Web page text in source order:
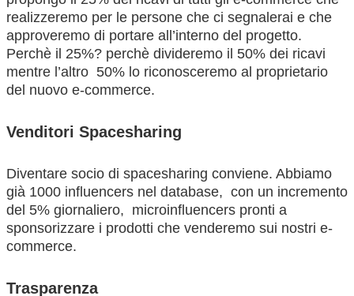
realizzeremo per le persone che ci segnalerai e che
approveremo di portare all’interno del progetto.
Perchè il 25%? perchè divideremo il 50% dei ricavi
mentre l’altro 50% lo riconosceremo al proprietario
del nuovo e-commerce.
Venditori Spacesharing
Diventare socio di spacesharing conviene. Abbiamo
già 1000 influencers nel database, con un incremento
del 5% giornaliero, microinfluencers pronti a
sponsorizzare i prodotti che venderemo sui nostri e-
commerce.
Trasparenza